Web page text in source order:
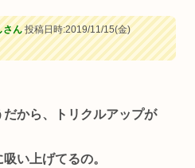
さん投稿日時:2019/11/15(金)
から、トリクルアップが
い上げてるの。